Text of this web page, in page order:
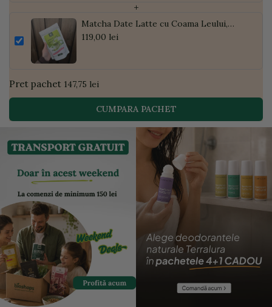
+
Matcha Date Latte cu Coama Leului,
Pudră de Curmale și Ghimbir, ECO, 300g
119,00 lei
Pret pachet 147,75 lei
CUMPARA PACHET